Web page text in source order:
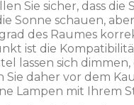
Sie sicher, dass die
Sonne schauen,
des Raumes
ist die
lassen sich
Sie daher vor dem
Lampen mit Ihrem